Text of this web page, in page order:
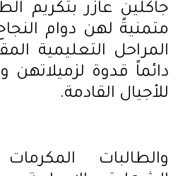
جاكلين عازر بتكريم
متمنيةً لهن دوام
المراحل التعليمية
دائماً قدوة لزميلاتهن
للأجيال القادمة.
والطالبات